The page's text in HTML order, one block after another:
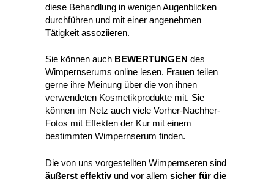
diese Behandlung in wenigen Augenblicken
durchführen und mit einer angenehmen
Tätigkeit assoziieren.
Sie können auch BEWERTUNGEN des
Wimpernserums online lesen. Frauen teilen
gerne ihre Meinung über die von ihnen
verwendeten Kosmetikprodukte mit. Sie
können im Netz auch viele Vorher-Nachher-
Fotos mit Effekten der Kur mit einem
bestimmten Wimpernserum finden.
Die von uns vorgestellten Wimpernseren sind
äußerst effektivund vor allem sicher für die